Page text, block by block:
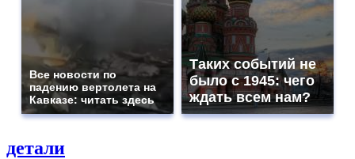
Все новости по
падению вертолета на
Кавказе: читать здесь
Таких событий не
было с 1945: чего
ждать всем нам?
детали